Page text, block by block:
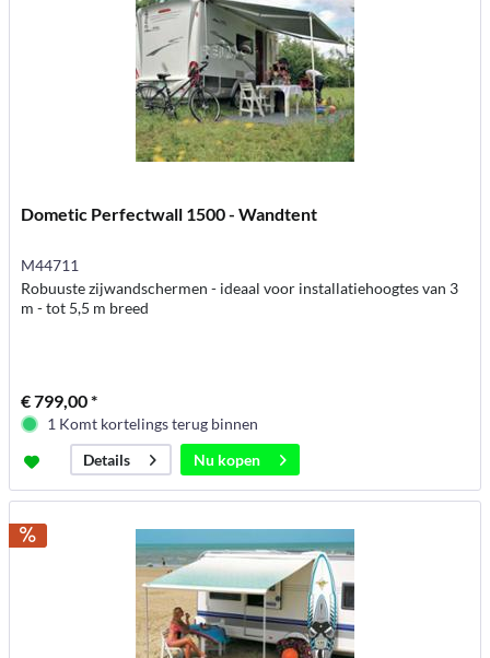
Dometic Perfectwall 1500 - Wandtent
M44711
Robuuste zijwandschermen - ideaal voor installatiehoogtes van 3
m - tot 5,5 m breed
€ 799,00 *
1 Komt kortelings terug binnen
Details
Nu kopen